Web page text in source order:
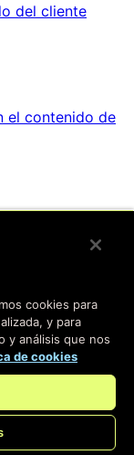
del cliente
el contenido de
plataforma
cookies para
y para
y análisis que nos
de cookies